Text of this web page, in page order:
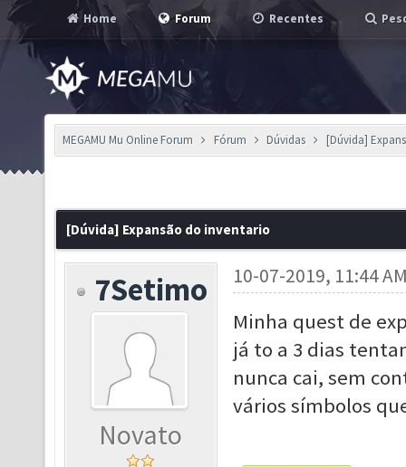
Home Forum Recentes
MEGAMU Mu Online Forum Fórum Dúvidas [Dúvida]
[Dúvida] Expansão do inventario
7Setimo
Novato
10-07-2019, 11:44
Minha quest de
já to a 3 dias
nunca cai, sem
vários símbolos